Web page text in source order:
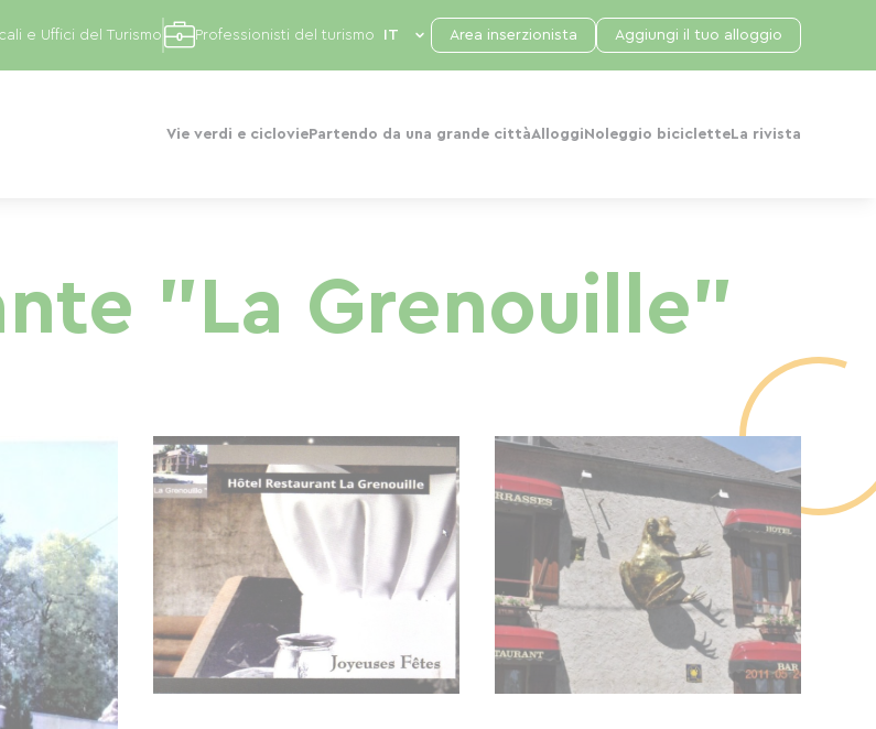
Vie verdi e ciclovie Partendo da una grande cittàAlloggi Noleggio biciclette La rivista
e Uffici del Turismo Professionisti del turismo Area inserzionista Aggiungi il tuo alloggio
"La Grenouille"